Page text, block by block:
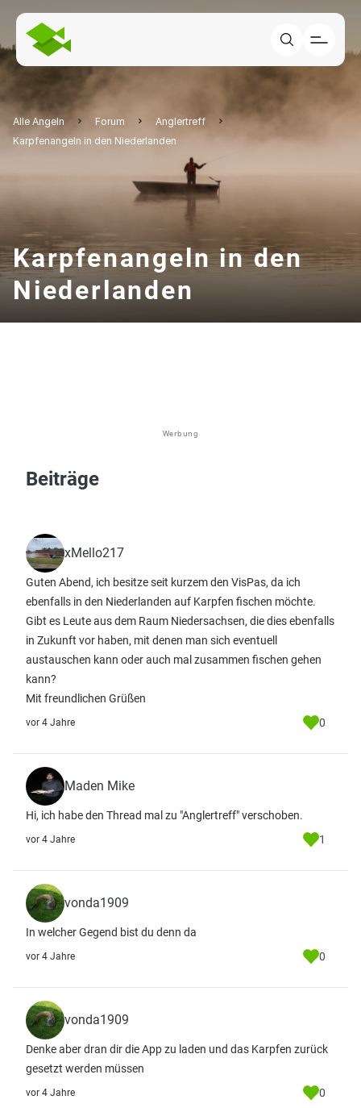
Alle Angeln Forum
Anglertreff
Karpfenangeln in den Niederlanden
Karpfenangeln in den
Niederlanden
Werbung
Beiträge
xMello217
Guten Abend, ich besitze seit kurzem den VisPas, da ich
ebenfalls in den Niederlanden auf Karpfen fischen möchte.
Gibt es Leute aus dem Raum Niedersachsen, die dies ebenfalls
in Zukunft vor haben, mit denen man sich eventuell
austauschen kann oder auch mal zusammen fischen gehen
kann?
Mit freundlichen Grüßen
vor 4 Jahre 0
Maden Mike
Hi, ich habe den Thread mal zu "Anglertreff" verschoben.
vor 4 Jahre 1
vonda1909
In welcher Gegend bist du denn da
vor 4 Jahre 0
vonda1909
Denke aber dran dir die App zu laden und das Karpfen zurück
gesetzt werden müssen
vor 4 Jahre 0